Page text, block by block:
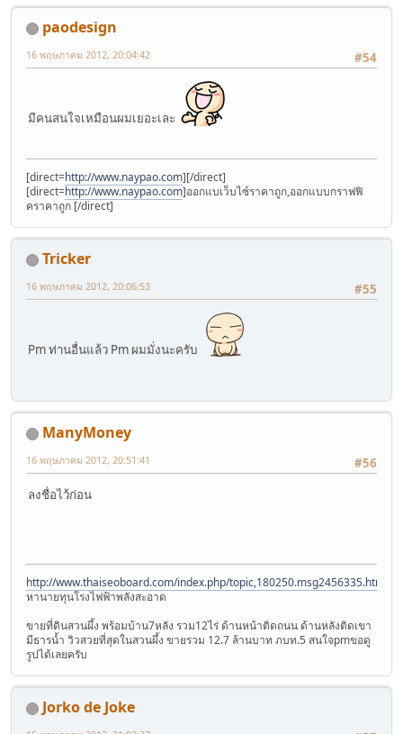
paodesign
#54
16 พฤษภาคม 2012, 20:04:42
มีคนสนใจเหมือนผมเยอะเละ
[direct=http://www.naypao.com][/direct]
[direct=http://www.naypao.com]ออกแบเว็บไซ์ราคาถูก,ออกแบบกราฟฟิ
คราคาถูก [/direct]
Tricker
#55
16 พฤษภาคม 2012, 20:06:53
Pm ท่านอื่นแล้ว Pm ผมมั่งนะครับ
ManyMoney
#56
16 พฤษภาคม 2012, 20:51:41
ลงชื่อไว้ก่อน
http://www.thaiseoboard.com/index.php/
หานายทุนโรงไฟฟ้าพลังสะอาด
ขายที่ดินสวนผึ้ง พร้อมบ้าน7หลัง รวม12ไร่ ด้านหน้าติดถนน ด้านหลังติดเขา
มีธารน้ำ วิวสวยที่สุดในสวนผึ้ง ขายรวม 12.7 ล้านบาท ภบท.5 สนใจpmขอดู
รูปได้เลยครับ
Jorko de Joke